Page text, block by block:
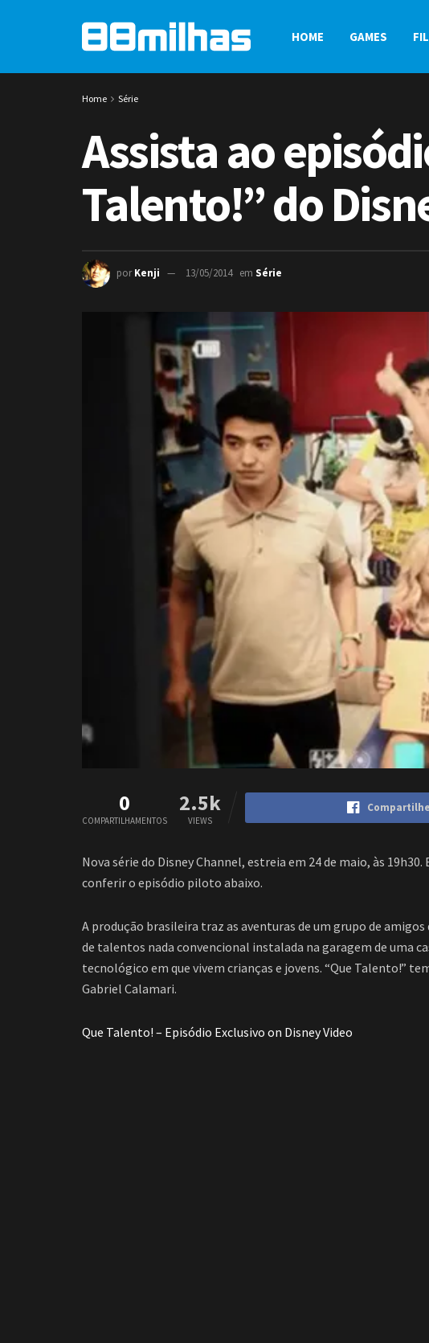
HOME GAMES
Home Série
Assista ao
Talento!” do
por Kenji 13/05/2014 em Série
0
COMPARTILHAMENTOS
2.5k
VIEWS
Nova série do Disney Channel, estreia em 24 de maio, às
conferir o episódio piloto abaixo.
A produção brasileira traz as aventuras de um grupo de
de talentos nada convencional instalada na garagem de uma
tecnológico em que vivem crianças e jovens. “Que Talento!”
Gabriel Calamari.
Que Talento! – Episódio Exclusivo on Disney Video